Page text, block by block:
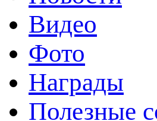
Видео
Фото
Награды
Полезные